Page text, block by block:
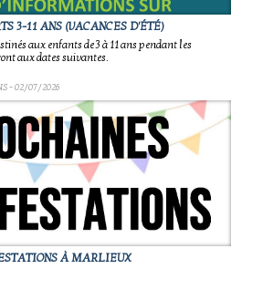
3-11 ANS (VACANCES D'ÉTÉ)
aux enfants de 3 à 11 ans pendant les
aux dates suivantes.
- 02/07/2026
À MARLIEUX